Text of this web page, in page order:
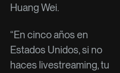
Huang Wei.
“En cinco años en
Estados Unidos, si no
haces livestreaming, tu